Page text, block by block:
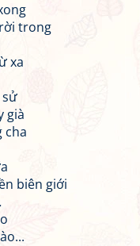
trong
xa
sử
già
cha
biên giới